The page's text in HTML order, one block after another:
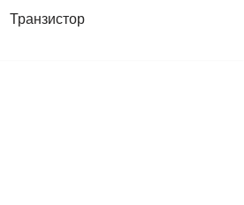
Транзистор